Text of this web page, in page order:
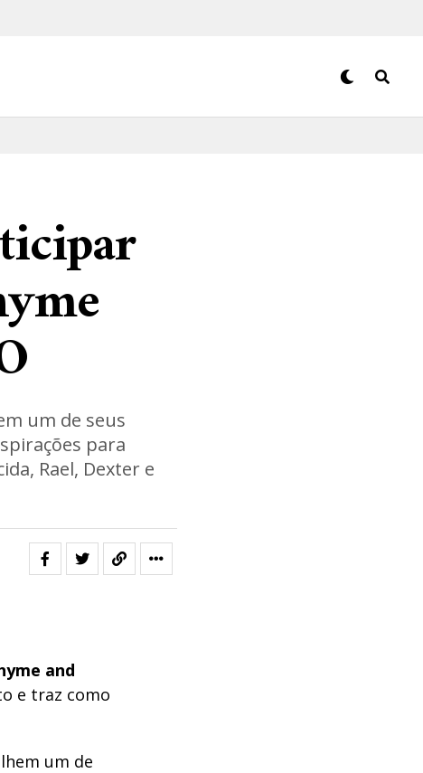
um de seus
para
Rael, Dexter e
and
e traz como
um de